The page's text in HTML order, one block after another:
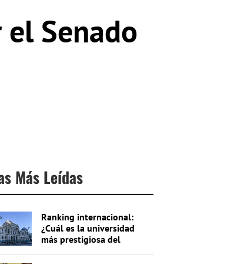
Senado
Más Leídas
Ranking internacional:
¿Cuál es la universidad
más prestigiosa del